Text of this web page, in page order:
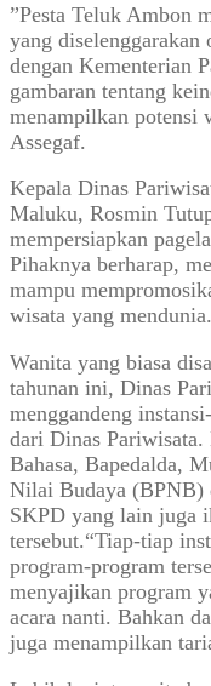
”Pesta Teluk Ambon
yang diselenggarakan
dengan Kementerian
gambaran tentang
menampilkan potensi
Assegaf.
Kepala Dinas
Maluku, Rosmin
mempersiapkan
Pihaknya berharap,
mampu
wisata yang mendunia.
Wanita yang biasa
tahunan ini, Dinas
menggandeng
dari Dinas
Bahasa, Bapedalda,
Nilai Budaya (BPNB)
SKPD yang lain juga
tersebut.“Tiap-tiap
program-program
menyajikan program
acara nanti. Bahkan
juga menampilkan